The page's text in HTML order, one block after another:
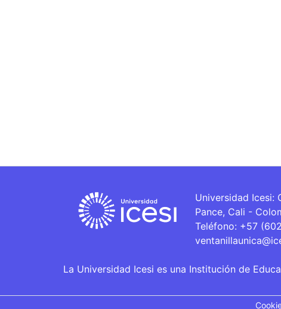
Universidad Icesi:
Pance, Cali -
Teléfono: +57
La Universidad Icesi es una Institución de